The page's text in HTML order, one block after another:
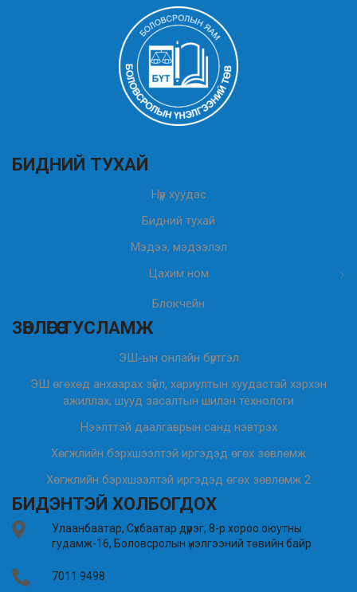
БИДНИЙ ТУХАЙ
Нүүр хуудас
Бидний тухай
Мэдээ, мэдээлэл
Цахим ном
Блокчейн
ЗӨВЛӨГӨӨ ТУСЛАМЖ
ЭШ-ын онлайн бүртгэл
ЭШ өгөхөд анхаарах зүйл, хариултын хуудастай хэрхэн
ажиллах, шууд засалтын шилэн технологи
Нээлттэй даалгаврын санд нэвтрэх
Хөгжлийн бэрхшээлтэй иргэдэд өгөх зөвлөмж
Хөгжлийн бэрхшээлтэй иргэдэд өгөх зөвлөмж 2
БИДЭНТЭЙ ХОЛБОГДОХ
Улаанбаатар, Сүхбаатар дүүрэг, 8-р хороо оюутны
гудамж-16, Боловсролын үнэлгээний төвийн байр
7011 9498